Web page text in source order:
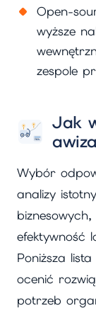
Open-
wyższe
zespole
Jak
Wybór
analizy
efektywność
Poniższa
ocenić
potrzeb